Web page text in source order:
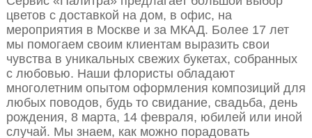
цветов с доставкой на дом, в офис, на
мероприятия в Москве и за МКАД. Более 17 лет
мы помогаем своим клиентам выразить свои
чувства в уникальных свежих букетах, собранных
с любовью. Наши флористы обладают
многолетним опытом оформления композиций для
любых поводов, будь то свидание, свадьба, день
рождения, 8 марта, 14 февраля, юбилей или иной
случай. Мы знаем, как можно порадовать